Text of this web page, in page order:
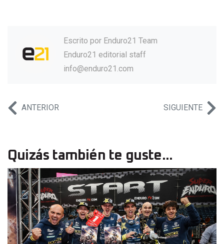
Escrito por Enduro21 Team
Enduro21 editorial staff
info@enduro21.com
ANTERIOR SIGUIENTE
Quizás también te guste...